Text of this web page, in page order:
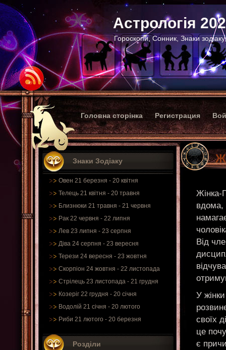
Астрологія
Гороскопи, Сонник, Знаки
Головна сторінка Регистрация
Знаки Зодіаку
Овен 21 березня - 20 квітня
Телець 21 квітня - 20 травня
Близнюки 21 травня - 21 червня
Рак 22 червня - 22 липня
Лев 23 липня - 23 серпня
Діва 24 серпня - 23 вересня
Терези 24 вересня - 23 жовтня
Скорпіон 24 жовтня - 22 листопада
Стрілець 23 листопада - 21 грудня
Козеріг 22 грудня - 20 січня
Водолій 21 січня - 20 лютого
Риби 21 лютого - 20 березня
Розділи
Жінка-
вдома,
Від
У
своїх
це
є